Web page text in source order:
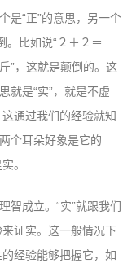
是“正”的意思，另一个
。比如说“２＋２＝
”，这就是颠倒的。这
就是“实”，就是不虚
通过我们的经验就知
个耳朵好象是它的
。
智成立。“实”就跟我们
证实。这一般情况下
经验能够把握它，如